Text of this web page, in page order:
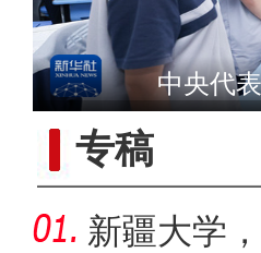
【与你
中央代
专稿
新疆大学